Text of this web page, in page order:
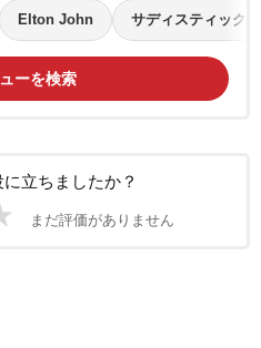
Elton John サディスティック
ーを検索
立ちましたか？
まだ評価がありません